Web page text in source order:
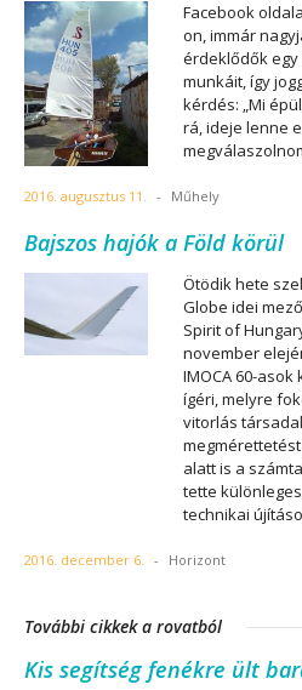
Facebook
on, immár
érdeklődők
munkáit, így
kérdés: „Mi
rá, ideje lenne
2016. augusztus 11. - Műhely
Bajszos hajók a Föld körül
Ötödik hete
Globe idei
Spirit of
november
IMOCA 60-
ígéri, melyre
vitorlás
alatt is a
tette
technikai
2016. december 6. - Horizont
További cikkek a rovatból
Kis segítség fenékre ült